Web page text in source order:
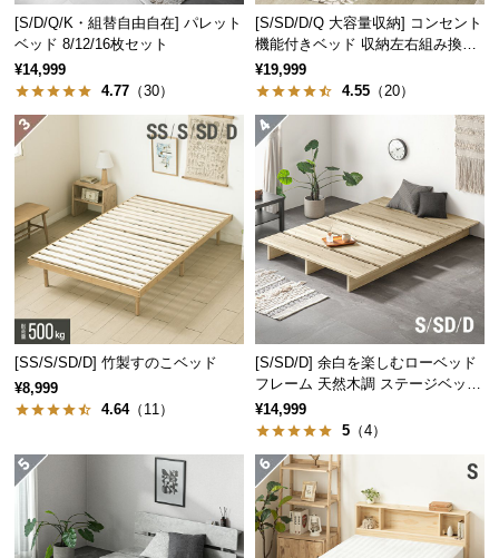
中
型
商
品
の
つ
い
て
小
型
商
品
の
つ
い
[S/D/Q/K・組替自由自在] パレット
ベッド 8/12/16枚セット
¥14,999
4.77 （30）
[S/SD/D/Q 大容量収納] コンセント
機能付きベッド 収納左右組み換え
可能
¥19,999
4.55 （20）
[SS/S/SD/D] 竹製すのこベッド
¥8,999
4.64（11）
[S/SD/D] 余白を楽しむローベッド
フレーム 天然木調 ステージベッド
ロボット掃除機対応
¥14,999
5 （4）